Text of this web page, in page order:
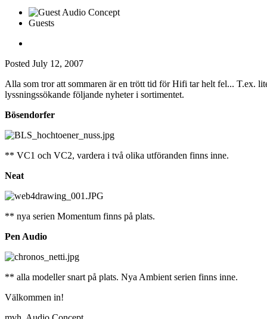
Guests
Posted July 12, 2007
Alla som tror att sommaren är en trött tid för Hifi tar helt fel... T.ex.
lyssningssökande följande nyheter i sortimentet.
Bösendorfer
** VC1 och VC2, vardera i två olika utföranden finns inne.
Neat
** nya serien Momentum finns på plats.
Pen Audio
** alla modeller snart på plats. Nya Ambient serien finns inne.
Välkommen in!